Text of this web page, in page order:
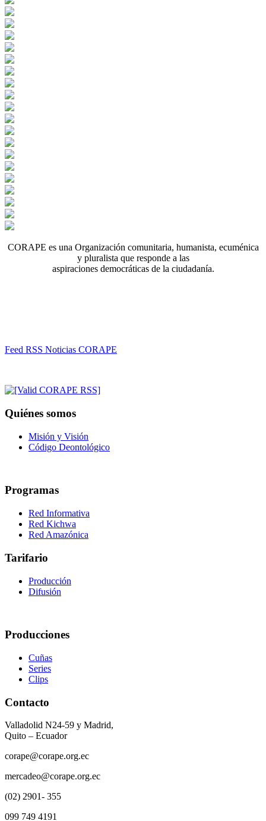
CORAPE es una Organización comunitaria, humanista, ecuménica
y pluralista que responde a las
aspiraciones democráticas de la ciudadanía.
Feed RSS Noticias CORAPE
Quiénes somos
Misión y Visión
Código Deontológico
Programas
Red Informativa
Red Kichwa
Red Amazónica
Tarifario
Producción
Difusión
Producciones
Cuñas
Series
Clips
Contacto
Valladolid N24-59 y Madrid,
Quito – Ecuador
corape@corape.org.ec
mercadeo@corape.org.ec
(02) 2901- 355
099 749 4191